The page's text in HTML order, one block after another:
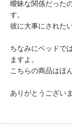
曖昧な関係だった
す。
彼に大事にされた
ちなみにベッドで
ますよ。
こちらの商品はほ
ありがとうございま